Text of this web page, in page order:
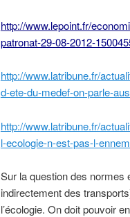
http://www.lepoint.fr/
patronat-29-08-2012-
http://www.latribune.fr/
d-ete-du-medef-on-parle-
http://www.latribune.fr/
l-ecologie-n-est-pas-l-
Sur la question des normes
indirectement des
l’écologie. On doit pouvoir